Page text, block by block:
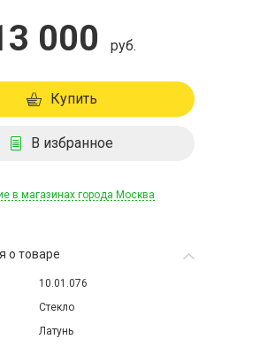
000 руб.
Купить
В избранное
в магазинах города Москва
о товаре
10.01.076
Стекло
Латунь